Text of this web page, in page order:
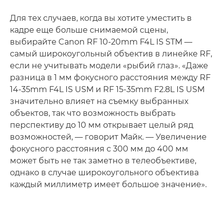
Для тех случаев, когда вы хотите уместить в
кадре еще больше снимаемой сцены,
выбирайте Canon RF 10-20mm F4L IS STM —
самый широкоугольный объектив в линейке RF,
если не учитывать модели «рыбий глаз». «Даже
разница в 1 мм фокусного расстояния между RF
14-35mm F4L IS USM и RF 15-35mm F2.8L IS USM
значительно влияет на съемку выбранных
объектов, так что возможность выбрать
перспективу до 10 мм открывает целый ряд
возможностей, — говорит Майк. — Увеличение
фокусного расстояния с 300 мм до 400 мм
может быть не так заметно в телеобъективе,
однако в случае широкоугольного объектива
каждый миллиметр имеет большое значение».